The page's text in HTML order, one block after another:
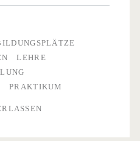
LEHRE
PRAKTIKUM